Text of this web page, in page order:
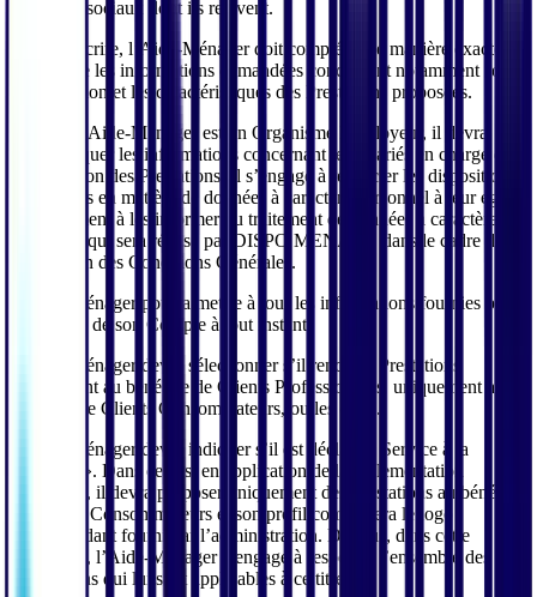
fiscaux et sociaux dont ils relèvent.
Pour s’inscrire, l’Aide-Ménager doit compléter de manière exacte et
exhaustive les informations demandées concernant notamment son
identification et les caractéristiques des Prestations proposées.
Lorsque l’Aide-Ménager est un Organisme Employeur, il devra
communiquer les informations concernant les salariés en charge de
la réalisation des Prestations. Il s’engage à respecter les dispositions
applicables en matière de données à caractère personnel à leur égard
et notamment à les informer du traitement de données à caractère
personnel qui sera réalisé par DISPO MENAGE dans le cadre de
l’exécution des Conditions Générales.
L’Aide-Ménager pourra mettre à jour les informations fournies pour
la création de son Compte à tout instant.
L’Aide-Ménager devra sélectionner s’il rend des Prestations
uniquement au bénéfice de Clients Professionnels, uniquement au
bénéfice de Clients Consommateurs, ou les deux.
L’Aide-Ménager devra indiquer s’il est déclaré « Service à la
personne ». Dans ce cas, en application de la règlementation
applicable, il devra proposer uniquement des Prestations au bénéfice
de Clients Consommateurs et son profil comportera le logo
correspondant fourni par l’administration. De plus, dans cette
hypothèse, l’Aide-Ménager s’engage à respecter l’ensemble des
dispositions qui lui sont applicables à ce titre.